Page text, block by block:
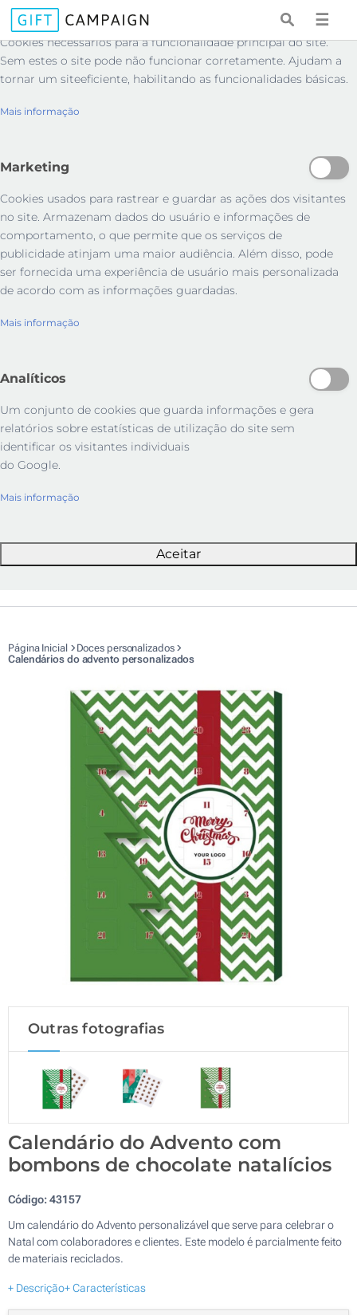
Essenciais
Cookies necessários para a funcionalidade principal do site.
Sem estes o site pode não funcionar corretamente. Ajudam a
tornar um siteeficiente, habilitando as funcionalidades básicas.
Mais informação
Marketing
Cookies usados ​​para rastrear e guardar as ações dos visitantes
no site. Armazenam dados do usuário e informações de
comportamento, o que permite que os serviços de
publicidade atinjam uma maior audiência. Além disso, pode
ser fornecida uma experiência de usuário mais personalizada
de acordo com as informações guardadas.
Mais informação
Analíticos
Um conjunto de cookies que guarda informações e gera
relatórios sobre estatísticas de utilização do site sem
identificar os visitantes individuais
do Google.
Mais informação
Aceitar
☰
Página Inicial
Doces personalizados
Calendários do advento personalizados
Outras fotografias
Calendário do Advento com
bombons de chocolate natalícios
Código:43157
Um calendário do Advento personalizável que serve para celebrar o
Natal com colaboradores e clientes. Este modelo é parcialmente feito
de materiais reciclados.
+ Descrição+ Características